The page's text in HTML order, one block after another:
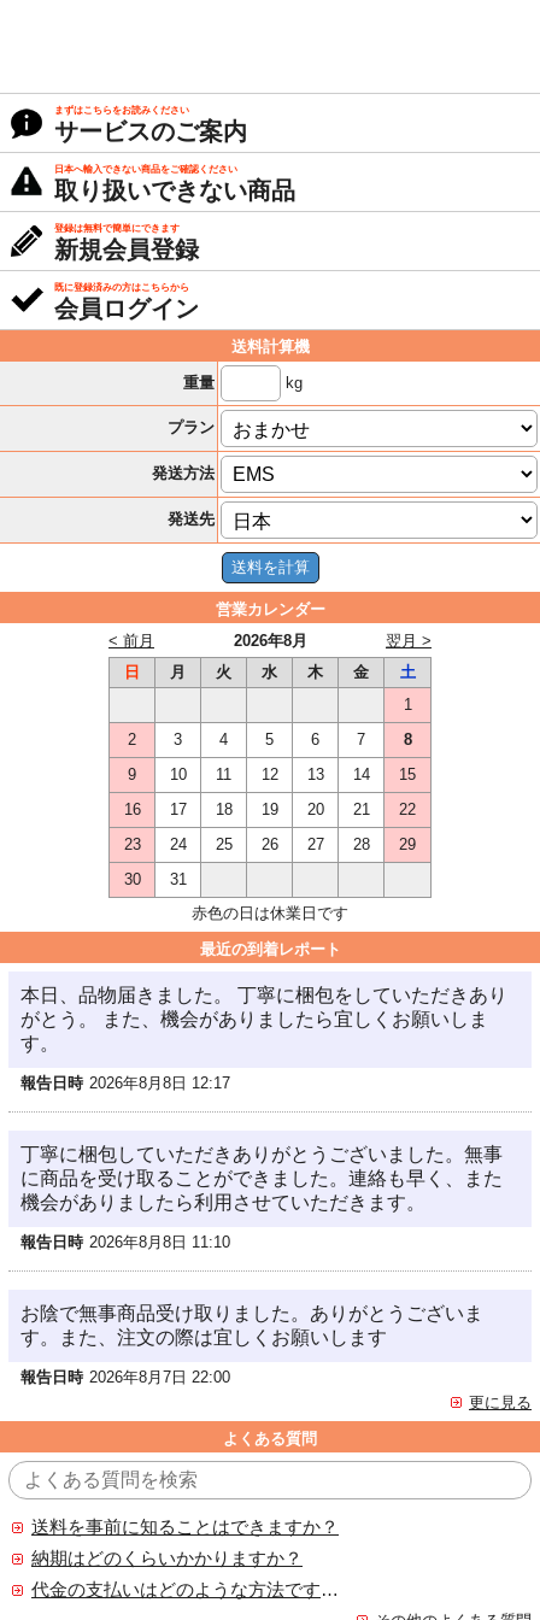
まずはこちらをお読みください
サービスのご案内
日本へ輸入できない商品をご確認ください
取り扱いできない商品
登録は無料で簡単にできます
新規会員登録
既に登録済みの方はこちらから
会員ログイン
送料計算機
重量
kg
プラン
発送方法
発送先
営業カレンダー
2026年8月
< 前月
翌月 >
日
月 火 水 木 金
土
1
2
3 4 5 6 7
8
9
10 11 12 13 14
15
16
17 18 19 20 21
22
23
24 25 26 27 28
29
30
31
赤色の日は休業日です
最近の到着レポート
本日、品物届きました。 丁寧に梱包をしていただきあり
がとう。 また、機会がありましたら宜しくお願いしま
す。
報告日時 2026年8月8日 12:17
丁寧に梱包していただきありがとうございました。無事
に商品を受け取ることができました。連絡も早く、また
機会がありましたら利用させていただきます。
報告日時 2026年8月8日 11:10
お陰で無事商品受け取りました。ありがとうございま
す。また、注文の際は宜しくお願いします
報告日時 2026年8月7日 22:00
更に見る
よくある質問
送料を事前に知ることはできますか？
納期はどのくらいかかりますか？
代金の支払いはどのような方法ですか？